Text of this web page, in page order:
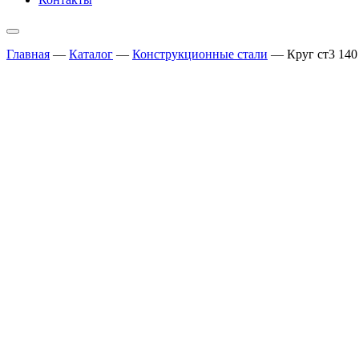
Главная — Каталог — Конструкционные стали — Круг ст3